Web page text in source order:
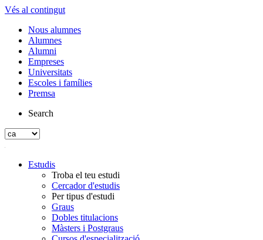
Vés al contingut
Nous alumnes
Alumnes
Alumni
Empreses
Universitats
Escoles i famílies
Premsa
Search
Estudis
Troba el teu estudi
Cercador d'estudis
Per tipus d'estudi
Graus
Dobles titulacions
Màsters i Postgraus